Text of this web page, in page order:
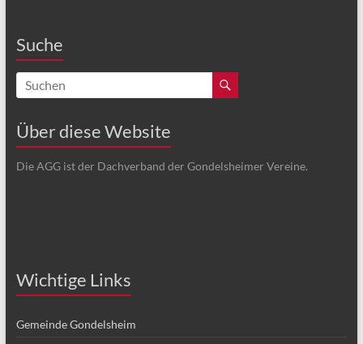
Suche
Über diese Website
Die AGG ist der Dachverband der Gondelsheimer Vereine.
Wichtige Links
Gemeinde Gondelsheim